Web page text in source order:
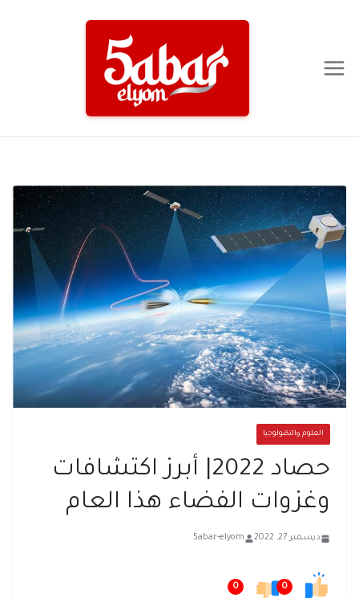
العلوم والتكنولوجيا
حصاد 2022| أبرز اكتشافات
وغزوات الفضاء هذا العام
ديسمبر 27, 2022 5abar-elyom
0
0